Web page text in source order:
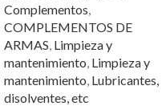
Complementos
COMPLEMENTOS DE
ARMAS Limpieza y
mantenimiento Limpieza y
mantenimiento Lubricantes,
disolventes, etc